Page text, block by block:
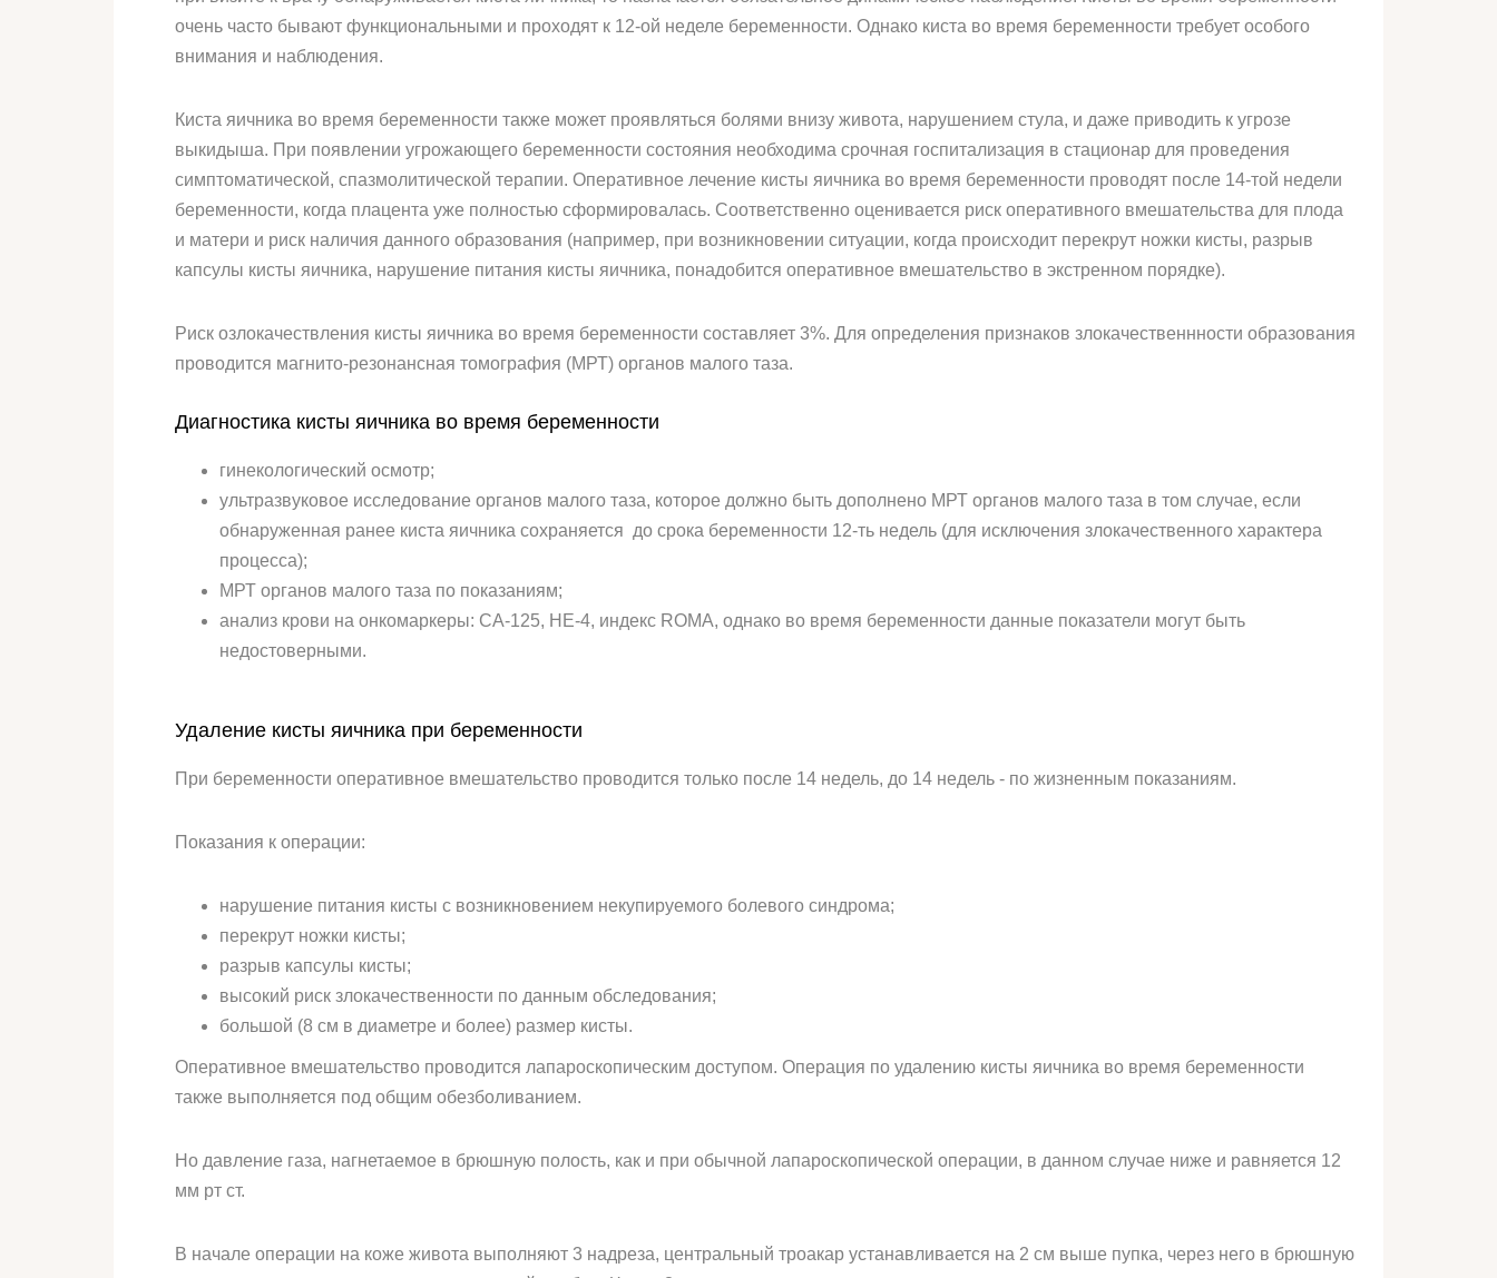
очень часто бывают функциональными и проходят к 12-ой неделе беременности. Однако киста во время беременности требует особого
внимания и наблюдения.
Киста яичника во время беременности также может проявляться болями внизу живота, нарушением стула, и даже приводить к угрозе
выкидыша. При появлении угрожающего беременности состояния необходима срочная госпитализация в стационар для проведения
симптоматической, спазмолитической терапии. Оперативное лечение кисты яичника во время беременности проводят после 14-той недели
беременности, когда плацента уже полностью сформировалась. Соответственно оценивается риск оперативного вмешательства для плода
и матери и риск наличия данного образования (например, при возникновении ситуации, когда происходит перекрут ножки кисты, разрыв
капсулы кисты яичника, нарушение питания кисты яичника, понадобится оперативное вмешательство в экстренном порядке).
Риск озлокачествления кисты яичника во время беременности составляет 3%. Для определения признаков злокачественнности образования
проводится магнито-резонансная томография (МРТ) органов малого таза.
Диагностика кисты яичника во время беременности
гинекологический осмотр;
ультразвуковое исследование органов малого таза, которое должно быть дополнено МРТ органов малого таза в том случае, если
обнаруженная ранее киста яичника сохраняется до срока беременности 12-ть недель (для исключения злокачественного характера
процесса);
МРТ органов малого таза по показаниям;
анализ крови на онкомаркеры: СА-125, НЕ-4, индекс ROMA, однако во время беременности данные показатели могут быть
недостоверными.
Удаление кисты яичника при беременности
При беременности оперативное вмешательство проводится только после 14 недель, до 14 недель - по жизненным показаниям.
Показания к операции:
нарушение питания кисты с возникновением некупируемого болевого синдрома;
перекрут ножки кисты;
разрыв капсулы кисты;
высокий риск злокачественности по данным обследования;
большой (8 см в диаметре и более) размер кисты.
Оперативное вмешательство проводится лапароскопическим доступом. Операция по удалению кисты яичника во время беременности
также выполняется под общим обезболиванием.
Но давление газа, нагнетаемое в брюшную полость, как и при обычной лапароскопической операции, в данном случае ниже и равняется 12
мм рт ст.
В начале операции на коже живота выполняют 3 надреза, центральный троакар устанавливается на 2 см выше пупка, через него в брюшную